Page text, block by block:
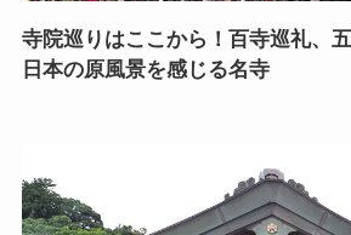
寺院巡りはここから！百寺巡礼、
日本の原風景を感じる名寺